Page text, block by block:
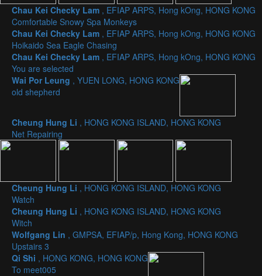
Chau Kei Checky Lam , EFIAP ARPS, Hong kOng, HONG KONG
Comfortable Snowy Spa Monkeys
Chau Kei Checky Lam , EFIAP ARPS, Hong kOng, HONG KONG
Hoikaido Sea Eagle Chasing
Chau Kei Checky Lam , EFIAP ARPS, Hong kOng, HONG KONG
You are selected
Wai Por Leung , YUEN LONG, HONG KONG
old shepherd
Cheung Hung Li , HONG KONG ISLAND, HONG KONG
Net Repairing
Cheung Hung Li , HONG KONG ISLAND, HONG KONG
Watch
Cheung Hung Li , HONG KONG ISLAND, HONG KONG
Witch
Wolfgang Lin , GMPSA, EFIAP/p, Hong Kong, HONG KONG
Upstairs 3
Qi Shi , HONG KONG, HONG KONG
To meet005